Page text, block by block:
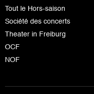
Tout le Hors-saison
Société des concerts
Theater in Freiburg
OCF
NOF